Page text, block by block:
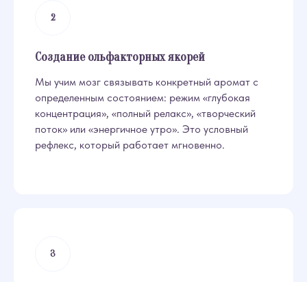
Создание ольфакторных якорей
Мы учим мозг связывать конкретный аромат с
определенным состоянием: режим «глубокая
концентрация», «полный релакс», «творческий
поток» или «энергичное утро». Это условный
рефлекс, который работает мгновенно.